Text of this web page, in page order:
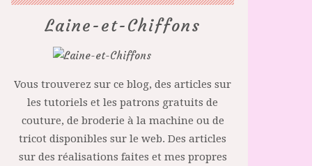
Laine-et-Chiffons
Vous trouverez sur ce blog, des articles sur
les tutoriels et les patrons gratuits de
couture, de broderie à la machine ou de
tricot disponibles sur le web. Des articles
sur des réalisations faites et mes propres